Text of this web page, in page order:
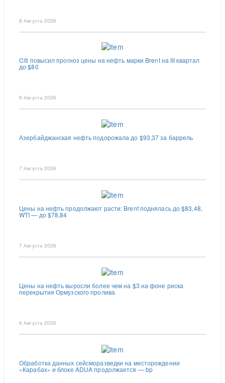
8 Августа 2026
Citi повысил прогноз цены на нефть марки Brent на III квартал
до $80
8 Августа 2026
Азербайджанская нефть подорожала до $93,37 за баррель
7 Августа 2026
Цены на нефть продолжают расти: Brent поднялась до $83,48,
WTI — до $78,84
7 Августа 2026
Цены на нефть выросли более чем на $3 на фоне риска
перекрытия Ормузского пролива
6 Августа 2026
Обработка данных сейсморазведки на месторождении
«Карабах» и блоке ADUA продолжается — bp